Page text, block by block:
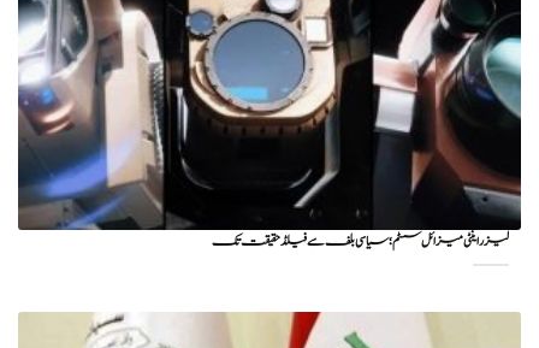
لیزر اینٹی میزائل سسٹم؛ سیاسی بلف سے فیلڈ حقیقت تک